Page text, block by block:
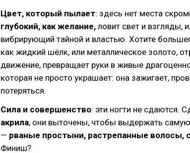
Цвет, который пылает: здесь нет места
глубокий, как желание, ловит свет и взгляды,
вибрирующий тайной и властью. Хотите
как жидкий шёлк, или металлическое золото,
движение, превращает руки в живые
которая не просто украшает: она зажигает,
потеряться.
Сила и совершенство: эти ногти не сдаются.
акрила, они выточены, чтобы выдержать
— рваные простыни, растрепанные волосы,
Финиш?